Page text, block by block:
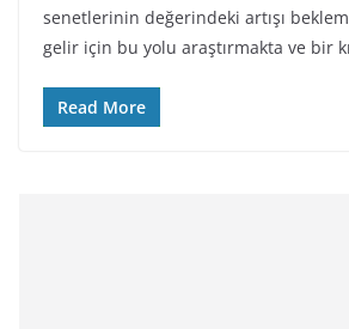
senetlerinin değerindeki artışı
gelir için bu yolu araştırmakta ve bir
Read More